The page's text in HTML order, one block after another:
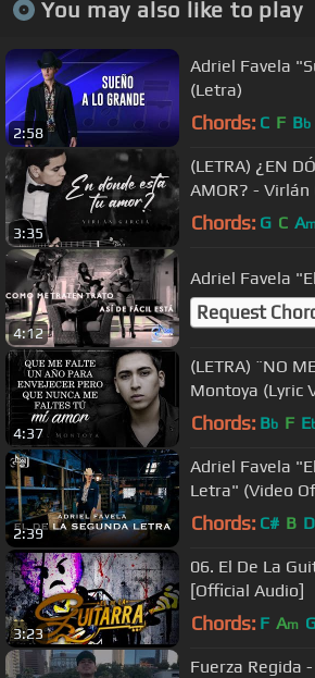
You may also like to play
2:58
Adriel Favela
(Letra)
Chords: C F Bb
3:35
(LETRA) ¿EN
AMOR? - Virlán
Chords: G C A
4:12
Adriel Favela
Request
4:37
(LETRA) ¨NO
Montoya (Lyric
Chords: Bb F E
2:39
Adriel Favela
Letra" (Video
Chords: C# B
3:23
06. El De La
[Official Audio]
Chords: F Am
Fuerza Regida